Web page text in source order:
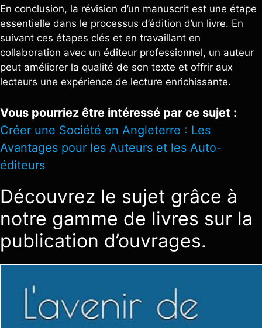
En conclusion, la révision d’un manuscrit est une étape
essentielle dans le processus d’édition d’un livre. En
suivant ces étapes clés et en travaillant en
collaboration avec un éditeur professionnel, un auteur
peut améliorer la qualité de son texte et offrir aux
lecteurs une expérience de lecture enrichissante.
Vous pourriez être intéressé par ce sujet :
Créer une Société en Angleterre : Les
Avantages pour les Auteurs et les Auto-
éditeurs
Découvrez le sujet grâce à
notre gamme de livres sur la
publication d’ouvrages.